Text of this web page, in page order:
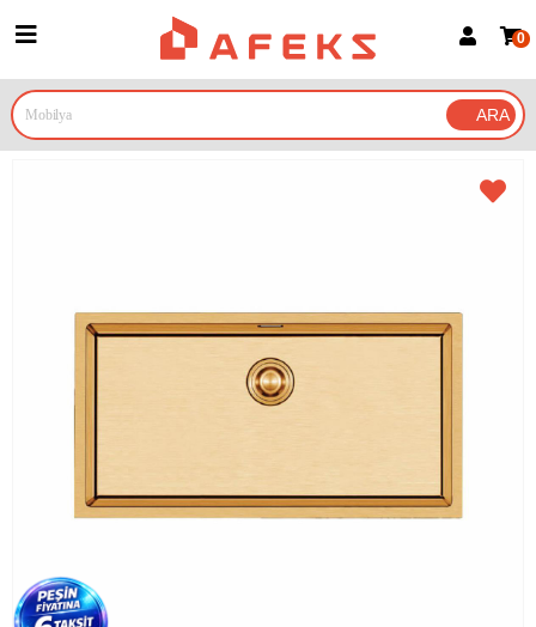
Google İle Bağlan
0